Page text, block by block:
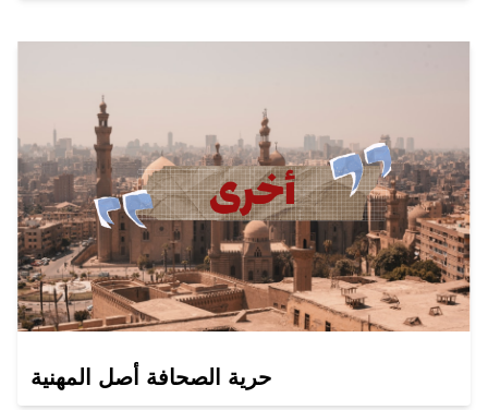
حرية الصحافة أصل المهنية